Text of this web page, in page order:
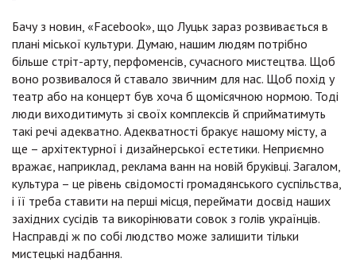
Бачу з новин, «Facebook», що Луцьк зараз розвивається в
плані міської культури. Думаю, нашим людям потрібно
більше стріт-арту, перфоменсів, сучасного мистецтва. Щоб
воно розвивалося й ставало звичним для нас. Щоб похід у
театр або на концерт був хоча б щомісячною нормою. Тоді
люди виходитимуть зі своїх комплексів й сприйматимуть
такі речі адекватно. Адекватності бракує нашому місту, а
ще – архітектурної і дизайнерської естетики. Неприємно
вражає, наприклад, реклама ванн на новій бруківці. Загалом,
культура – це рівень свідомості громадянського суспільства,
і її треба ставити на перші місця, переймати досвід наших
західних сусідів та викорінювати совок з голів українців.
Насправді ж по собі людство може залишити тільки
мистецькі надбання.